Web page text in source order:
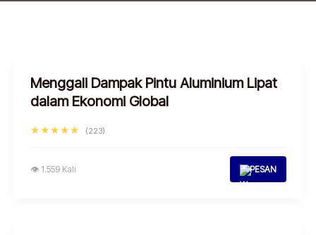
Menggali Dampak Pintu Aluminium Lipat
dalam Ekonomi Global
★★★★★ (223)
👁 1.559 Kali PESAN